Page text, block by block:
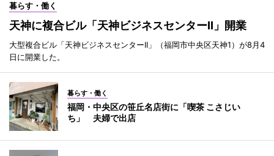
暮らす・働く
天神に複合ビル「天神ビジネスセンターII」開業
大型複合ビル「天神ビジネスセンターII」（福岡市中央区天神1）が8月4
日に開業した。
暮らす・働く
福岡・中央区の笹丘名店街に「喫茶 こさじい
ち」 夫婦で出店